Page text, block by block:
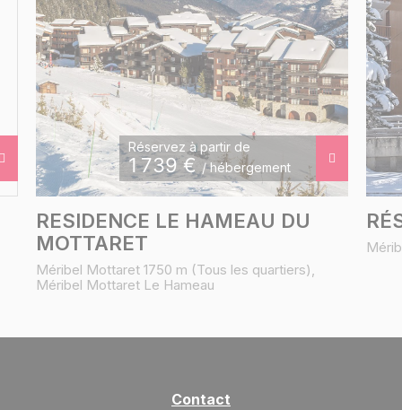
RESIDENCE LE HAMEAU DU
MOTTARET
Méribel Mottaret 1750 m (Tous les quartiers),
Méribel Mottaret Le Hameau
Réservez à partir de
1 739€/ hébergement
Contact